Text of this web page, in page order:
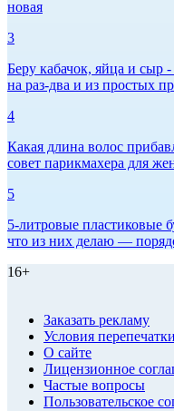
новая
3
Беру кабачок, яйца и сыр
на раз-два и из простых
4
Какая длина волос
совет парикмахера для
5
5-литровые пластиковые
что из них делаю —
16+
Заказать рекламу
Условия перепечатки
О сайте
Лицензионное
Частые вопросы
Пользовательское